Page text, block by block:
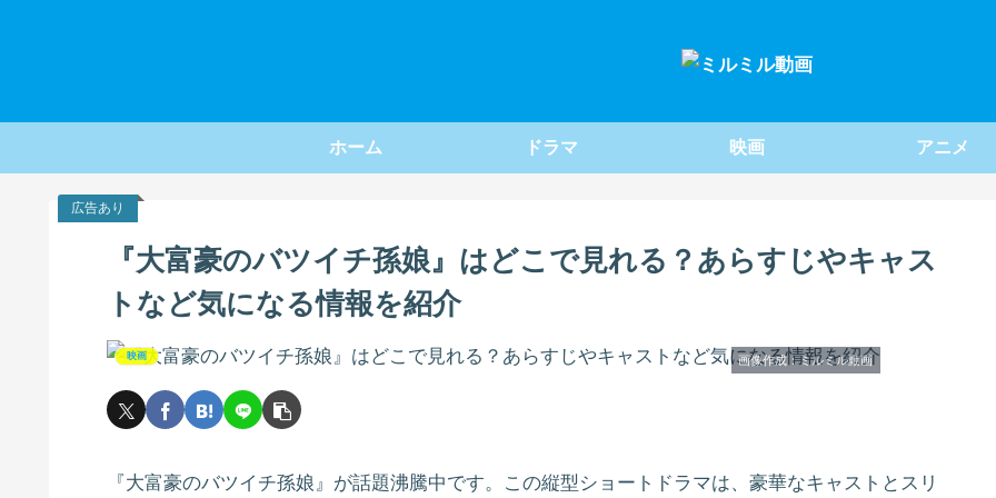
ホーム ドラマ 映画 アニメ
広告あり
『大富豪のバツイチ孫娘』はどこで見れる？あらすじやキャス
トなど気になる情報を紹介
映画 画像作成：ミルミル動画
『大富豪のバツイチ孫娘』が話題沸騰中です。この縦型ショートドラマは、豪華なキャストとスリ